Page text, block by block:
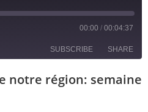
00:00 / 00:04:37
SUBSCRIBE SHARE
notre région: semaine